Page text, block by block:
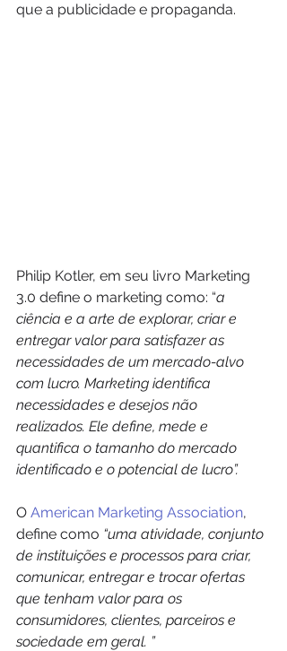
que a publicidade e propaganda.
Philip Kotler, em seu livro Marketing
3.0 define o marketing como: “a
ciência e a arte de explorar, criar e
entregar valor para satisfazer as
necessidades de um mercado-alvo
com lucro. Marketing identifica
necessidades e desejos não
realizados. Ele define, mede e
quantifica o tamanho do mercado
identificado e o potencial de lucro”.
O American Marketing Association,
define como “uma atividade, conjunto
de instituições e processos para criar,
comunicar, entregar e trocar ofertas
que tenham valor para os
consumidores, clientes, parceiros e
sociedade em geral. ”